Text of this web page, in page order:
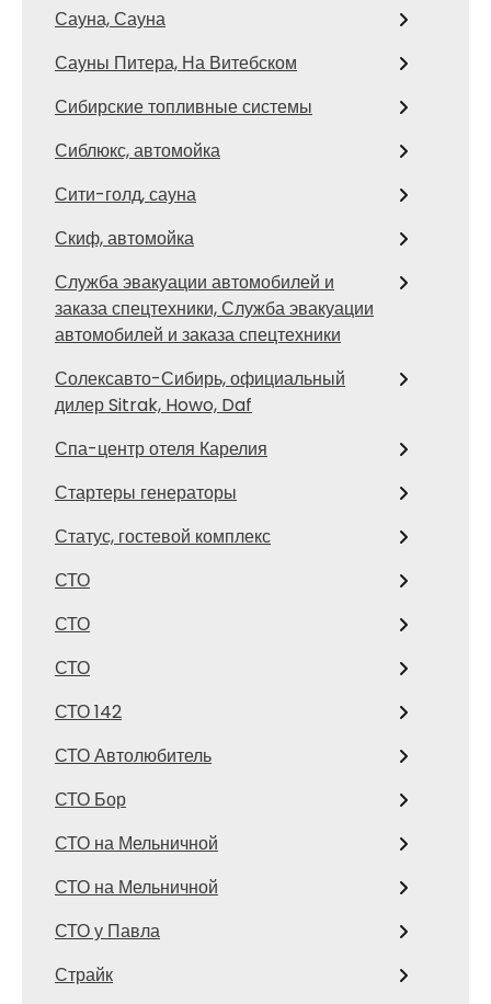
Сауна, Сауна
Сауны Питера, На Витебском
Сибирские топливные системы
Сиблюкс, автомойка
Сити-голд, сауна
Скиф, автомойка
Служба эвакуации автомобилей и
заказа спецтехники, Служба эвакуации
автомобилей и заказа спецтехники
Солексавто-Сибирь, официальный
дилер Sitrak, Howo, Daf
Спа-центр отеля Карелия
Стартеры генераторы
Статус, гостевой комплекс
СТО
СТО
СТО
СТО 142
СТО Автолюбитель
СТО Бор
СТО на Мельничной
СТО на Мельничной
СТО у Павла
Страйк